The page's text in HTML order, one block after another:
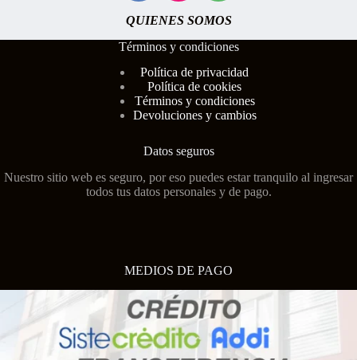
QUIENES SOMOS
Términos y condiciones
Política de privacidad
Política de cookies
Términos y condiciones
Devoluciones y cambios
Datos seguros
Nuestro sitio web es seguro, por eso puedes estar tranquilo al ingresar
todos tus datos personales y de pago.
MEDIOS DE PAGO